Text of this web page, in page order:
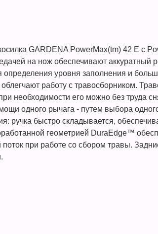
GARDENA PowerMax(tm) 42 E с
на нож обеспечивают аккуратный
уровня заполнения и
работу с травосборником.
необходимости его можно без труда
одного рычага - путем выбора
ручка быстро складывается,
геометрией DuraEdge™
при работе со сбором травы.